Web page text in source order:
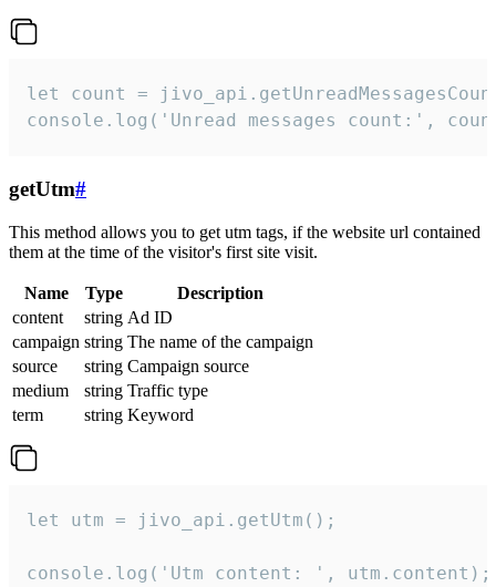
let count =
console.log('Unread messages count:',
getUtm#
This method allows you to get utm tags, if the website url contained
them at the time of the visitor's first site visit.
Name Type
Description
content
string Ad ID
campaign string The name of the campaign
source
string Campaign source
medium
string Traffic type
term
string Keyword
let utm = jivo_api.getUtm();
console.log('Utm content: ', utm.content);